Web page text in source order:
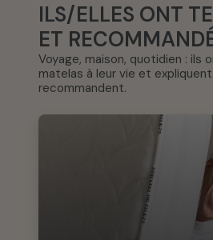
ILS/ELLES ONT
ET
Voyage, maison, quotidien : ils
matelas à leur vie et
recommandent.